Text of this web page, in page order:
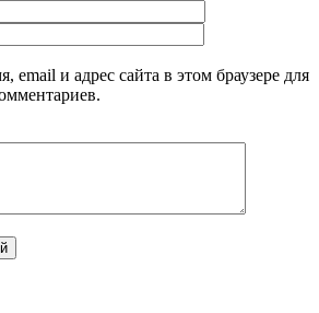
email и адрес сайта в этом браузере для